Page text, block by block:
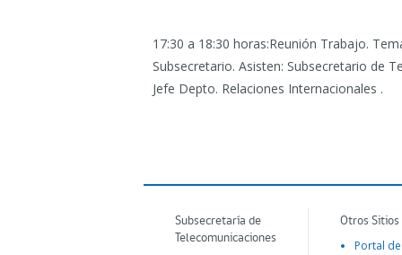
17:30 a 18:30 horas:Reunión Trabajo.
Subsecretario. Asisten: Subsecretario de
Jefe Depto. Relaciones Internacionales .
Subsecretaría de
Telecomunicaciones
Otros
Portal